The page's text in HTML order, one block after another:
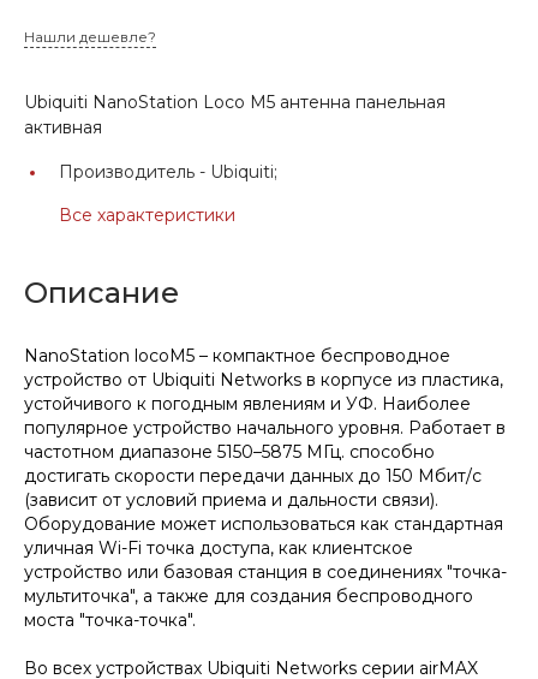
Нашли дешевле?
Ubiquiti NanoStation Loco M5 антенна панельная
активная
Производитель - Ubiquiti;
Все характеристики
Описание
NanoStation locoM5 – компактное беспроводное
устройство от Ubiquiti Networks в корпусе из пластика,
устойчивого к погодным явлениям и УФ. Наиболее
популярное устройство начального уровня. Работает в
частотном диапазоне 5150–5875 МГц. способно
достигать скорости передачи данных до 150 Мбит/с
(зависит от условий приема и дальности связи).
Оборудование может использоваться как стандартная
уличная Wi-Fi точка доступа, как клиентское
устройство или базовая станция в соединениях "точка-
мультиточка", а также для создания беспроводного
моста "точка-точка".
Во всех устройствах Ubiquiti Networks серии airMAX